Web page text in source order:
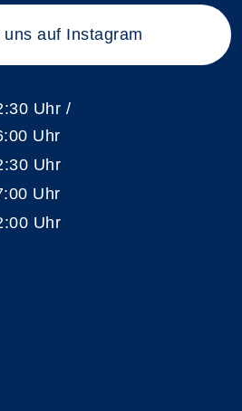
uns auf Instagram
Uhr /
Uhr
Uhr
Uhr
Uhr